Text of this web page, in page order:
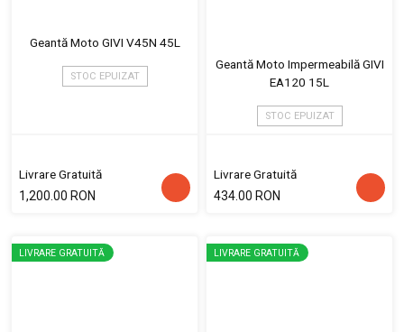
Geantă Moto GIVI V45N 45L
STOC EPUIZAT
Livrare Gratuită
1,200.00 RON
Geantă Moto Impermeabilă GIVI
EA120 15L
STOC EPUIZAT
Livrare Gratuită
434.00 RON
LIVRARE GRATUITĂ LIVRARE GRATUITĂ